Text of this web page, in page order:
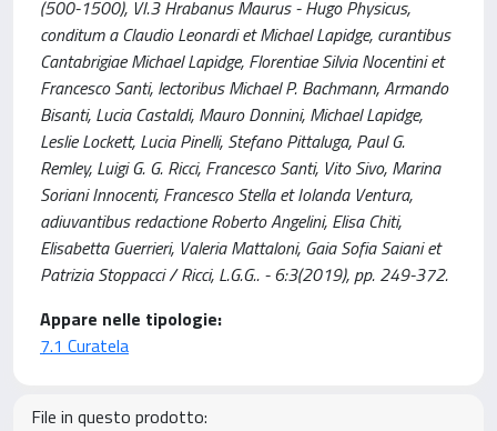
(500-1500), VI.3 Hrabanus Maurus - Hugo Physicus,
conditum a Claudio Leonardi et Michael Lapidge, curantibus
Cantabrigiae Michael Lapidge, Florentiae Silvia Nocentini et
Francesco Santi, lectoribus Michael P. Bachmann, Armando
Bisanti, Lucia Castaldi, Mauro Donnini, Michael Lapidge,
Leslie Lockett, Lucia Pinelli, Stefano Pittaluga, Paul G.
Remley, Luigi G. G. Ricci, Francesco Santi, Vito Sivo, Marina
Soriani Innocenti, Francesco Stella et Iolanda Ventura,
adiuvantibus redactione Roberto Angelini, Elisa Chiti,
Elisabetta Guerrieri, Valeria Mattaloni, Gaia Sofia Saiani et
Patrizia Stoppacci / Ricci, L.G.G.. - 6:3(2019), pp. 249-372.
Appare nelle tipologie:
7.1 Curatela
File in questo prodotto: